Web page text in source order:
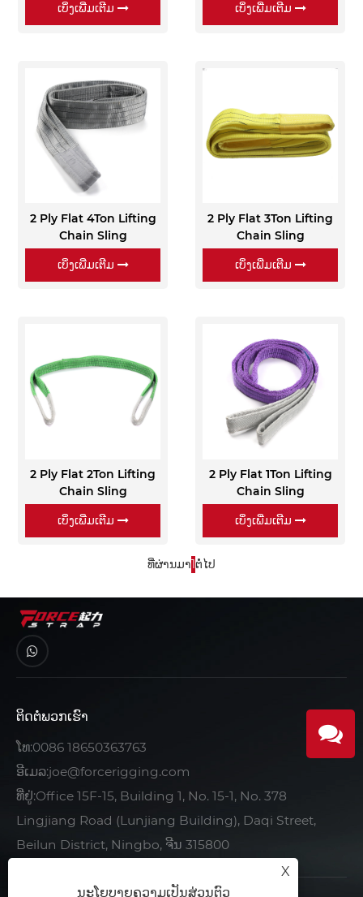
ເບິ່ງເພີ່ມເຕີມ
ເບິ່ງເພີ່ມເຕີມ
2 Ply Flat 4Ton Lifting
Chain Sling
ເບິ່ງເພີ່ມເຕີມ
2 Ply Flat 3Ton Lifting
Chain Sling
ເບິ່ງເພີ່ມເຕີມ
2 Ply Flat 2Ton Lifting
Chain Sling
ເບິ່ງເພີ່ມເຕີມ
2 Ply Flat 1Ton Lifting
Chain Sling
ເບິ່ງເພີ່ມເຕີມ
ທີ່ຜ່ານມາ1ຕໍ່ໄປ
ຕິດ​ຕໍ່​ພວກ​ເຮົາ
ໂທ:0086 18650363763
ອີເມລ:joe@forcerigging.com
ທີ່ຢູ່:Office 15F-15, Building 1, No. 15-1, No. 378
Lingjiang Road (Lunjiang Building), Daqi Street,
Beilun District, Ningbo, ຈີນ 315800
X
ນະໂຍບາຍຄວາມເປັນສ່ວນຕົວ